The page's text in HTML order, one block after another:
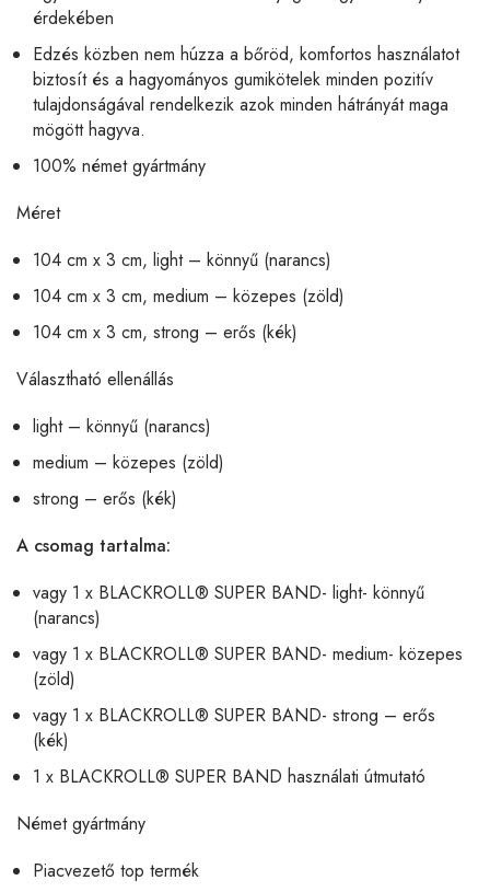
érdekében
Edzés közben nem húzza a bőröd, komfortos használatot
biztosít és a hagyományos gumikötelek minden pozitív
tulajdonságával rendelkezik azok minden hátrányát maga
mögött hagyva.
100% német gyártmány
Méret
104 cm x 3 cm, light – könnyű (narancs)
104 cm x 3 cm, medium – közepes (zöld)
104 cm x 3 cm, strong – erős (kék)
Választható ellenállás
light – könnyű (narancs)
medium – közepes (zöld)
strong – erős (kék)
A csomag tartalma:
vagy 1 x BLACKROLL® SUPER BAND- light- könnyű
(narancs)
vagy 1 x BLACKROLL® SUPER BAND- medium- közepes
(zöld)
vagy 1 x BLACKROLL® SUPER BAND- strong – erős
(kék)
1 x BLACKROLL® SUPER BAND használati útmutató
Német gyártmány
Piacvezető top termék